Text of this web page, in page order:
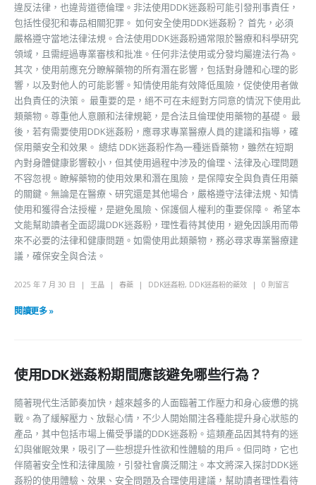
違反法律，也違背道德倫理。非法使用DDK迷姦粉可能引發刑事責任，
包括性侵犯和毒品相關犯罪。 如何安全使用DDK迷姦粉？ 首先，必須
嚴格遵守當地法律法規。合法使用DDK迷姦粉通常限於醫療和科學研究
領域，且需經過專業審核和批准。任何非法使用或分發均屬違法行為。
其次，使用前應充分瞭解藥物的所有潛在影響，包括對身體和心理的影
響，以及對他人的可能影響。知情使用能有效降低風險，促使使用者做
出負責任的決策。 最重要的是，絕不可在未經對方同意的情況下使用此
類藥物。尊重他人意願和法律規範，是合法且倫理使用藥物的基礎。 最
後，若有需要使用DDK迷姦粉，應尋求專業醫療人員的建議和指導，確
保用藥安全和效果。 總結 DDK迷姦粉作為一種迷昏藥物，雖然在短期
內對身體健康影響較小，但其使用過程中涉及的倫理、法律及心理問題
不容忽視。瞭解藥物的使用效果和潛在風險，是保障安全與負責任用藥
的關鍵。無論是在醫療、研究還是其他場合，嚴格遵守法律法規、知情
使用和獲得合法授權，是避免風險、保護個人權利的重要保障。 希望本
文能幫助讀者全面認識DDK迷姦粉，理性看待其使用，避免因誤用而帶
來不必要的法律和健康問題。如需使用此類藥物，務必尋求專業醫療建
議，確保安全與合法。
2025 年 7 月 30 日 王晶 春藥 DDK迷姦粉, DDK迷姦粉的藥效 0 則留言
閱讀更多 »
使用DDK迷姦粉期間應該避免哪些行為？
隨著現代生活節奏加快，越來越多的人面臨著工作壓力和身心疲憊的挑
戰。為了緩解壓力、放鬆心情，不少人開始關注各種能提升身心狀態的
產品，其中包括市場上備受爭議的DDK迷姦粉。這類產品因其特有的迷
幻與催眠效果，吸引了一些想提升性欲和性體驗的用戶。但同時，它也
伴隨著安全性和法律風險，引發社會廣泛關注。本文將深入探討DDK迷
姦粉的使用體驗、效果、安全問題及合理使用建議，幫助讀者理性看待